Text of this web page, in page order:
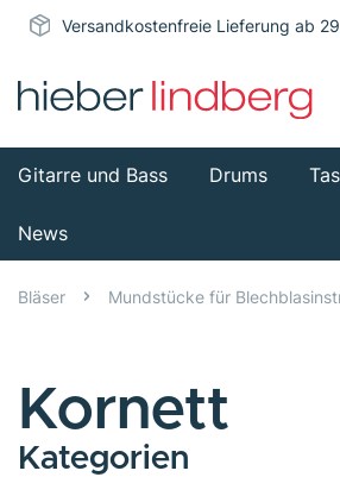
Versandkostenfreie Lieferung ab
Gitarre und Bass Drums
News
Bläser Mundstücke für
Kornett
Kategorien